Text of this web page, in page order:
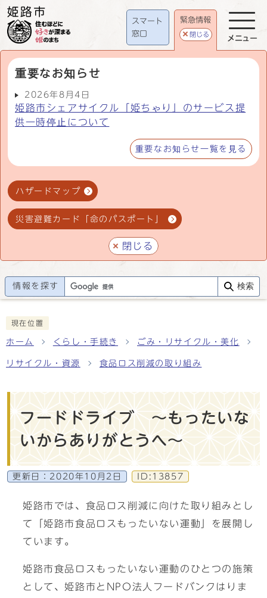
スマート
窓口
緊急情報
閉じる
重要なお知らせ
2026年8月4日
姫路市シェアサイクル「姫ちゃり」のサービス提
供一時停止について
重要なお知らせ一覧を見る
ハザードマップ
災害避難カード「命のパスポート」
閉じる
メニュー
情報を探す 検索
現在位置
ホーム くらし・手続き ごみ・リサイクル・美化
リサイクル・資源 食品ロス削減の取り組み
フードドライブ ～もったいな
いからありがとうへ～
更新日： 2020年10月2日 ID:13857
姫路市では、食品ロス削減に向けた取り組みとし
て「姫路市食品ロスもったいない運動」を展開し
ています。
姫路市食品ロスもったいない運動のひとつの施策
として、姫路市とNPO法人フードバンクはりま